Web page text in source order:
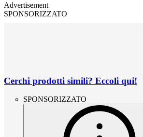
Advertisement
SPONSORIZZATO
Cerchi prodotti simili? Eccoli qui!
SPONSORIZZATO